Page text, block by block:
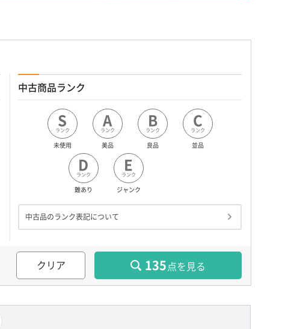
中古商品ランク
S
ランク
未使用
A
ランク
美品
B
ランク
良品
C
ランク
並品
D
ランク
難あり
E
ランク
ジャンク
中古品のランク表記について
クリア 135点を見る